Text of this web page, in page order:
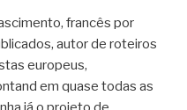
francês por
autor de roteiros
europeus,
em quase todas as